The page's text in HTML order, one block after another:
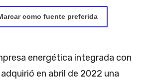
como fuente preferida
energética integrada con
en abril de 2022 una